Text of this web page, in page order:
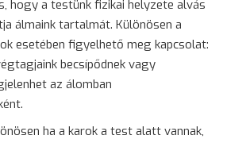
hogy a testünk fizikai helyzete alvás
álmaink tartalmát. Különösen a
esetében figyelhető meg kapcsolat:
becsípődnek vagy
az álomban
ha a karok a test alatt vannak,